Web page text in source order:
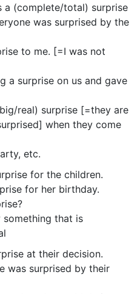
a (complete/total) surprise
was surprised by the
to me. [=I was not
a surprise on us and gave
real) surprise [=they are
when they come
etc.
for the children.
for her birthday.
that is
at their decision.
was surprised by their